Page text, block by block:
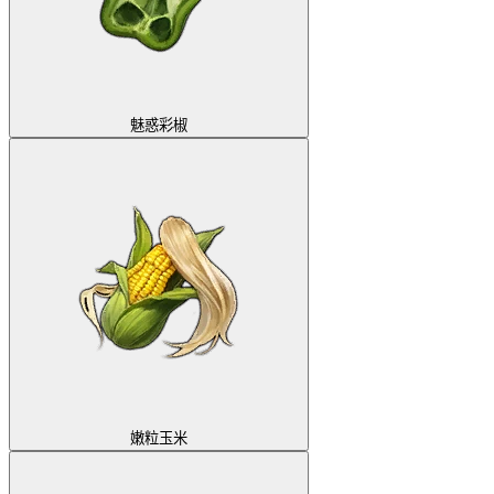
魅惑彩椒
嫩粒玉米